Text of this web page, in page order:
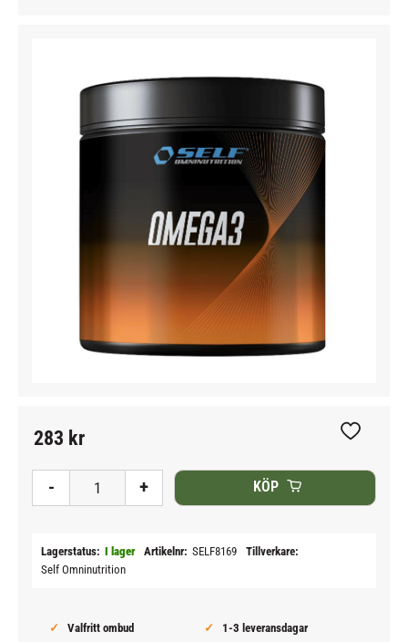
283 kr
+
- KÖP
Lägg till
Lagerstatus I lager Artikelnr SELF8169
Tillverkare
Self Omninutrition
Valfritt ombud
1-3 leveransdagar